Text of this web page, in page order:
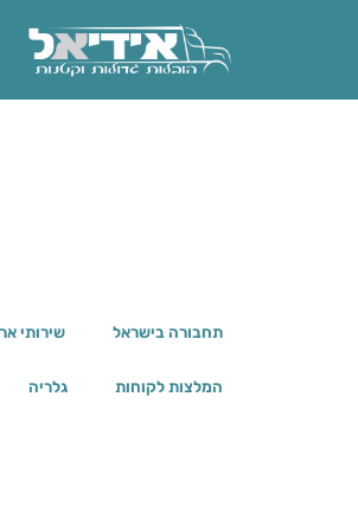
תחבורה בישראל שירותי
המלצות לקוחות גלריה